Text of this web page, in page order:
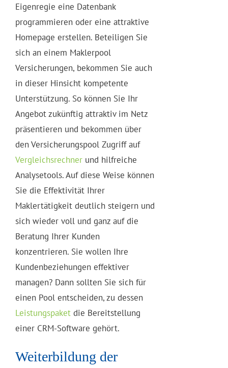
Eigenregie eine Datenbank
programmieren oder eine attraktive
Homepage erstellen. Beteiligen Sie
sich an einem Maklerpool
Versicherungen, bekommen Sie auch
in dieser Hinsicht kompetente
Unterstützung. So können Sie Ihr
Angebot zukünftig attraktiv im Netz
präsentieren und bekommen über
den Versicherungspool Zugriff auf
Vergleichsrechner und hilfreiche
Analysetools. Auf diese Weise können
Sie die Effektivität Ihrer
Maklertätigkeit deutlich steigern und
sich wieder voll und ganz auf die
Beratung Ihrer Kunden
konzentrieren. Sie wollen Ihre
Kundenbeziehungen effektiver
managen? Dann sollten Sie sich für
einen Pool entscheiden, zu dessen
Leistungspaket die Bereitstellung
einer CRM-Software gehört.
Weiterbildung der